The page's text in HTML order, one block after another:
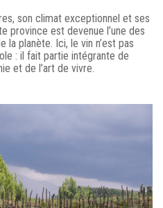
son climat exceptionnel et ses
province est devenue l’une des
la planète. Ici, le vin n’est pas
: il fait partie intégrante de
et de l’art de vivre.